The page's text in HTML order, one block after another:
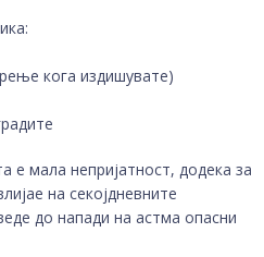
кога издишувате)
е мала непријатност, додека за
на секојдневните
до напади на астма опасни